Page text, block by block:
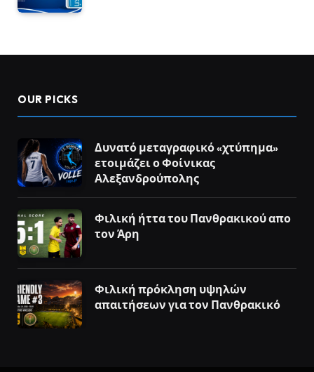
OUR PICKS
Δυνατό μεταγραφικό «χτύπημα»
ετοιμάζει ο Φοίνικας
Αλεξανδρούπολης
Φιλική ήττα του Πανθρακικού απο
τον Άρη
Φιλική πρόκληση υψηλών
απαιτήσεων για τον Πανθρακικό